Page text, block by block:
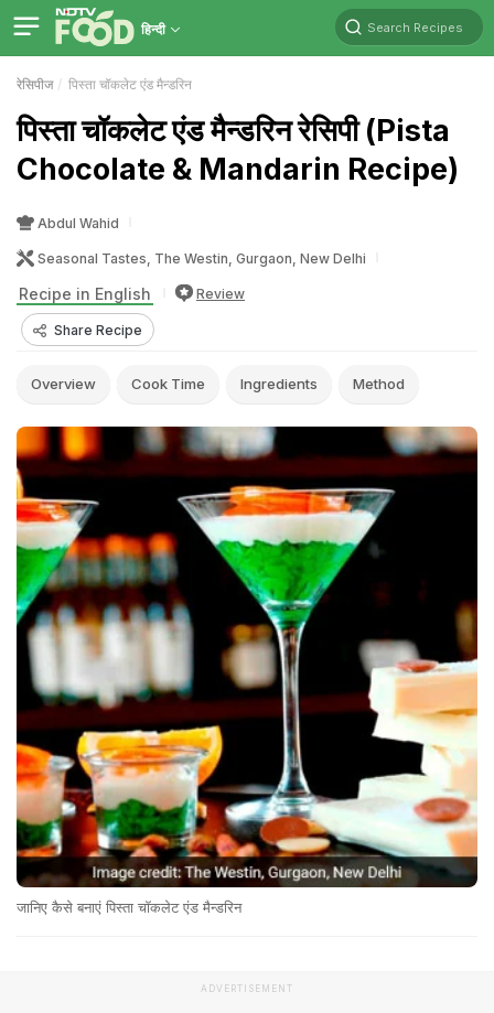
हिन्दी Search Recipes
रेसिपीज पिस्ता चॉकलेट एंड मैन्डरिन
पिस्ता चॉकलेट एंड मैन्डरिन रेसिपी (Pista
Chocolate & Mandarin Recipe)
Abdul Wahid
Seasonal Tastes, The Westin, Gurgaon, New Delhi
Recipe in English Review
Share Recipe
Overview Cook Time Ingredients Method
जानिए कैसे बनाएं पिस्ता चॉकलेट एंड मैन्डरिन
ADVERTISEMENT